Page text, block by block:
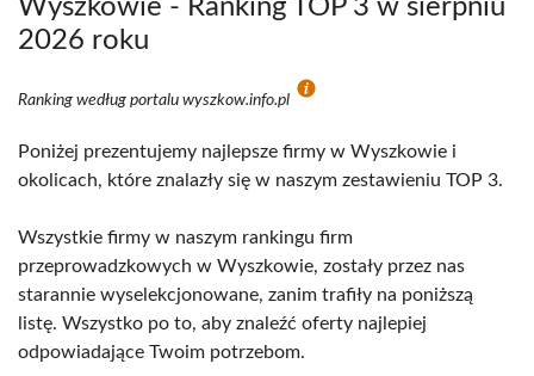
Wyszkowie - Ranking TOP 3 w sierpniu
2026 roku
Ranking według portalu wyszkow.info.pl
Poniżej prezentujemy najlepsze firmy w Wyszkowie i
okolicach, które znalazły się w naszym zestawieniu TOP 3.
Wszystkie firmy w naszym rankingu firm
przeprowadzkowych w Wyszkowie, zostały przez nas
starannie wyselekcjonowane, zanim trafiły na poniższą
listę. Wszystko po to, aby znaleźć oferty najlepiej
odpowiadające Twoim potrzebom.